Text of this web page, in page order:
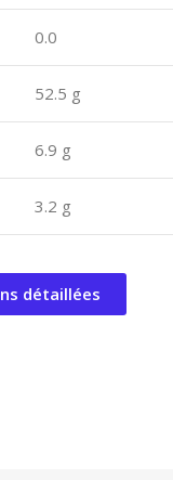
0.0
52.5 g
6.9 g
3.2 g
détaillées